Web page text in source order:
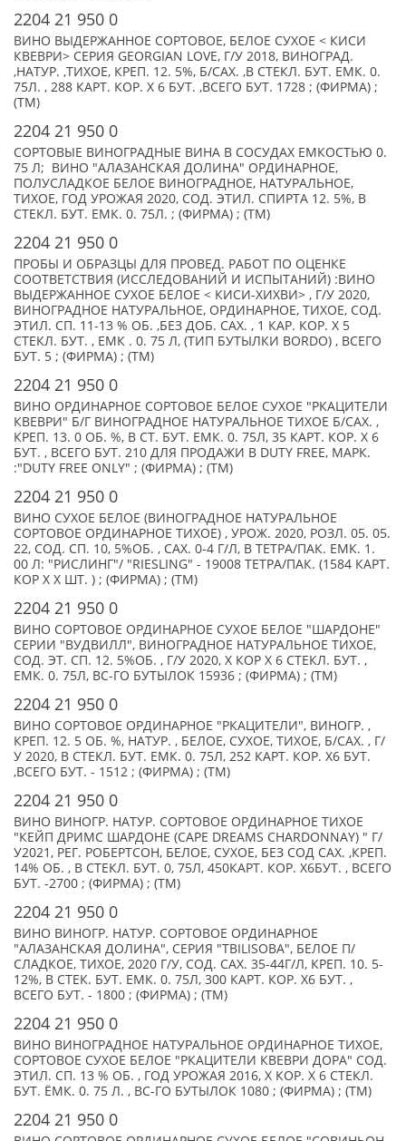
2204 21 950 0
ВИНО ВЫДЕРЖАННОЕ СОРТОВОЕ, БЕЛОЕ СУХОЕ < КИСИ
КВЕВРИ> СЕРИЯ GEORGIAN LOVE, Г/У 2018, ВИНОГРАД.
,НАТУР. ,ТИХОЕ, КРЕП. 12. 5%, Б/САХ. ,В СТЕКЛ. БУТ. ЕМК. 0.
75Л. , 288 КАРТ. КОР. Х 6 БУТ. ,ВСЕГО БУТ. 1728 ; (ФИРМА) ;
(TM)
2204 21 950 0
СОРТОВЫЕ ВИНОГРАДНЫЕ ВИНА В СОСУДАХ ЕМКОСТЬЮ 0.
75 Л; ВИНО "АЛАЗАНСКАЯ ДОЛИНА" ОРДИНАРНОЕ,
ПОЛУСЛАДКОЕ БЕЛОЕ ВИНОГРАДНОЕ, НАТУРАЛЬНОЕ,
ТИХОЕ, ГОД УРОЖАЯ 2020, СОД. ЭТИЛ. СПИРТА 12. 5%, В
СТЕКЛ. БУТ. ЕМК. 0. 75Л. ; (ФИРМА) ; (TM)
2204 21 950 0
ПРОБЫ И ОБРАЗЦЫ ДЛЯ ПРОВЕД. РАБОТ ПО ОЦЕНКЕ
СООТВЕТСТВИЯ (ИССЛЕДОВАНИЙ И ИСПЫТАНИЙ) :ВИНО
ВЫДЕРЖАННОЕ СУХОЕ БЕЛОЕ < КИСИ-ХИХВИ> , Г/У 2020,
ВИНОГРАДНОЕ НАТУРАЛЬНОЕ, ОРДИНАРНОЕ, ТИХОЕ, СОД.
ЭТИЛ. СП. 11-13 % ОБ. ,БЕЗ ДОБ. САХ. , 1 КАР. КОР. Х 5
СТЕКЛ. БУТ. , ЕМК . 0. 75 Л, (ТИП БУТЫЛКИ BORDO) , ВСЕГО
БУТ. 5 ; (ФИРМА) ; (TM)
2204 21 950 0
ВИНО ОРДИНАРНОЕ СОРТОВОЕ БЕЛОЕ СУХОЕ "РКАЦИТЕЛИ
КВЕВРИ" Б/Г ВИНОГРАДНОЕ НАТУРАЛЬНОЕ ТИХОЕ Б/САХ. ,
КРЕП. 13. 0 ОБ. %, В СТ. БУТ. ЕМК. 0. 75Л, 35 КАРТ. КОР. Х 6
БУТ. , ВСЕГО БУТ. 210 ДЛЯ ПРОДАЖИ В DUTY FREE, МАРК.
:"DUTY FREE ONLY" ; (ФИРМА) ; (TM)
2204 21 950 0
ВИНО СУХОЕ БЕЛОЕ (ВИНОГРАДНОЕ НАТУРАЛЬНОЕ
СОРТОВОЕ ОРДИНАРНОЕ ТИХОЕ) , УРОЖ. 2020, РОЗЛ. 05. 05.
22, СОД. СП. 10, 5%ОБ. , САХ. 0-4 Г/Л, В ТЕТРА/ПАК. ЕМК. 1.
00 Л: "РИСЛИНГ"/ "RIESLING" - 19008 ТЕТРА/ПАК. (1584 КАРТ.
КОР Х X ШТ. ) ; (ФИРМА) ; (TM)
2204 21 950 0
ВИНО СОРТОВОЕ ОРДИНАРНОЕ СУХОЕ БЕЛОЕ "ШАРДОНЕ"
СЕРИИ "ВУДВИЛЛ", ВИНОГРАДНОЕ НАТУРАЛЬНОЕ ТИХОЕ,
СОД. ЭТ. СП. 12. 5%ОБ. , Г/У 2020, X КОР Х 6 СТЕКЛ. БУТ. ,
ЕМК. 0. 75Л, ВС-ГО БУТЫЛОК 15936 ; (ФИРМА) ; (TM)
2204 21 950 0
ВИНО СОРТОВОЕ ОРДИНАРНОЕ "РКАЦИТЕЛИ", ВИНОГР. ,
КРЕП. 12. 5 ОБ. %, НАТУР. , БЕЛОЕ, СУХОЕ, ТИХОЕ, Б/САХ. , Г/
У 2020, В СТЕКЛ. БУТ. ЕМК. 0. 75Л, 252 КАРТ. КОР. Х6 БУТ.
,ВСЕГО БУТ. - 1512 ; (ФИРМА) ; (TM)
2204 21 950 0
ВИНО ВИНОГР. НАТУР. СОРТОВОЕ ОРДИНАРНОЕ ТИХОЕ
"КЕЙП ДРИМС ШАРДОНЕ (CAPE DREAMS CHARDONNAY) " Г/
У2021, РЕГ. РОБЕРТСОН, БЕЛОЕ, СУХОЕ, БЕЗ СОД САХ. ,КРЕП.
14% ОБ. , В СТЕКЛ. БУТ. 0, 75Л, 450КАРТ. КОР. Х6БУТ. , ВСЕГО
БУТ. -2700 ; (ФИРМА) ; (TM)
2204 21 950 0
ВИНО ВИНОГР. НАТУР. СОРТОВОЕ ОРДИНАРНОЕ
"АЛАЗАНСКАЯ ДОЛИНА", СЕРИЯ "TBILISOBA", БЕЛОЕ П/
СЛАДКОЕ, ТИХОЕ, 2020 Г/У, СОД. САХ. 35-44Г/Л, КРЕП. 10. 5-
12%, В СТЕК. БУТ. ЕМК. 0. 75Л, 300 КАРТ. КОР. Х6 БУТ. ,
ВСЕГО БУТ. - 1800 ; (ФИРМА) ; (TM)
2204 21 950 0
ВИНО ВИНОГРАДНОЕ НАТУРАЛЬНОЕ ОРДИНАРНОЕ ТИХОЕ,
СОРТОВОЕ СУХОЕ БЕЛОЕ "РКАЦИТЕЛИ КВЕВРИ ДОРА" СОД.
ЭТИЛ. СП. 13 % ОБ. , ГОД УРОЖАЯ 2016, X КОР. Х 6 СТЕКЛ.
БУТ. ЁМК. 0. 75 Л. , ВС-ГО БУТЫЛОК 1080 ; (ФИРМА) ; (TM)
2204 21 950 0